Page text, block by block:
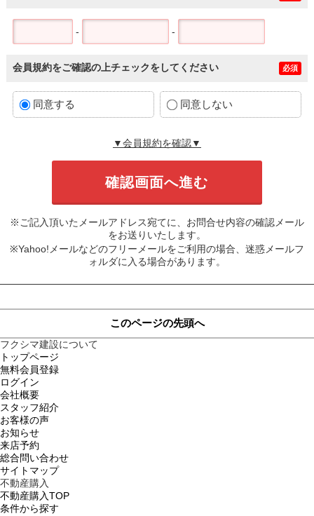
- -
会員規約をご確認の上チェックをしてください 必須
同意する 同意しない
▼会員規約を確認▼
※ご記入頂いたメールアドレス宛てに、お問合せ内容の確認メール
をお送りいたします。
※Yahoo!メールなどのフリーメールをご利用の場合、迷惑メールフ
ォルダに入る場合があります。
このページの先頭へ
フクシマ建設について
トップページ
無料会員登録
ログイン
会社概要
スタッフ紹介
お客様の声
お知らせ
来店予約
総合問い合わせ
サイトマップ
不動産購入
不動産購入TOP
条件から探す